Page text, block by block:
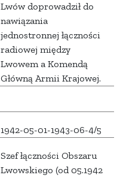
Lwów doprowadził do
nawiązania
jednostronnej łączności
radiowej między
Lwowem a Komendą
Główną Armii Krajowej.
1942-05-01-1943-06-4/5
Szef łączności Obszaru
Lwowskiego (od 05.1942